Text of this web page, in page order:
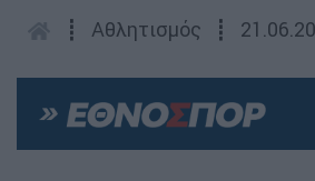
┋ Αθλητισμός ┋